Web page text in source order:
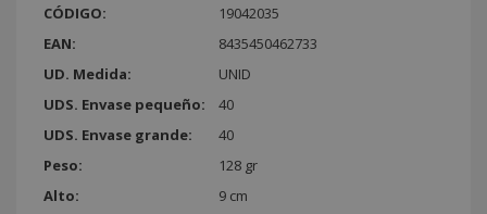
CÓDIGO:
19042035
EAN:
8435450462733
UD. Medida:
UNID
UDS. Envase pequeño:
40
UDS. Envase grande:
40
Peso:
128 gr
Alto:
9 cm